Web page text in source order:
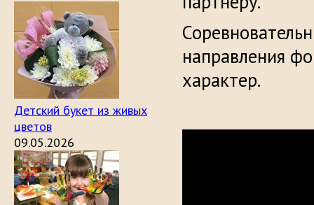
Детский букет из живых
цветов
09.05.2026
направления
характер.